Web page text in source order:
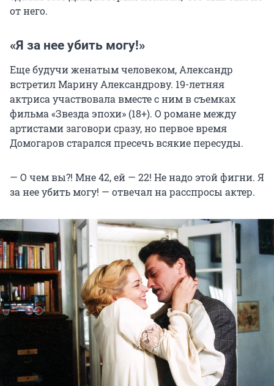
от него.
«Я за нее убить могу!»
Еще будучи женатым человеком, Александр
встретил Марину Александрову. 19-летняя
актриса участвовала вместе с ним в съемках
фильма «Звезда эпохи» (18+). О романе между
артистами заговори сразу, но первое время
Домогаров старался пресечь всякие пересуды.
— О чем вы?! Мне 42, ей — 22! Не надо этой фигни. Я
за нее убить могу! — отвечал на расспросы актер.